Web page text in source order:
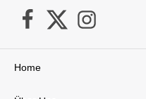
Home